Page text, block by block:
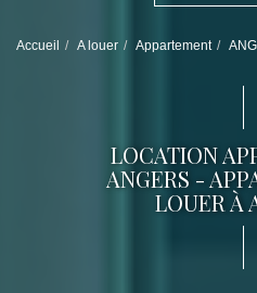
Accueil A louer Appartement
LOCATION
ANGERS -
LOUER À